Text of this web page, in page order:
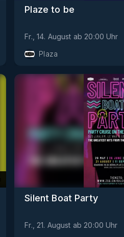
Plaze to be
Fr., 14. August ab 20:00 Uhr
Plaza
Silent Boat Party
Fr., 21. August ab 20:00 Uhr